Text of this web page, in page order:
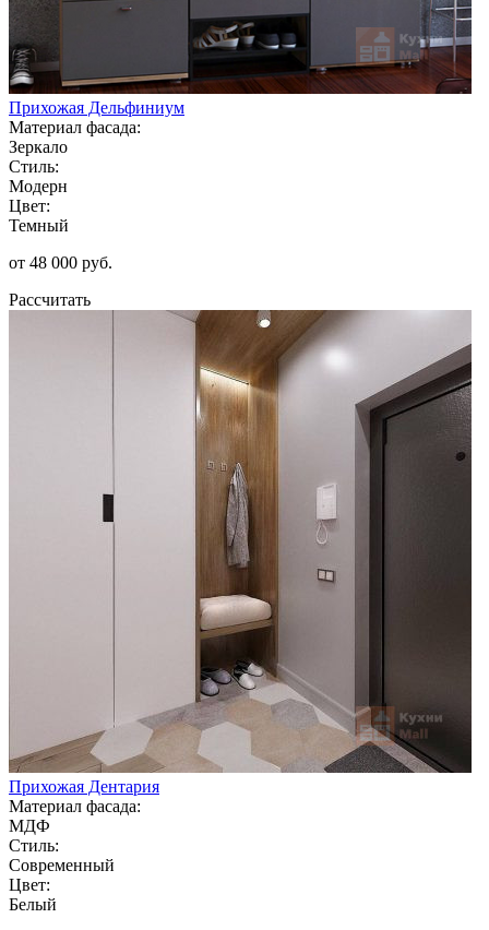
Прихожая Дельфиниум
Материал фасада:
Зеркало
Стиль:
Модерн
Цвет:
Темный
от 48 000 руб.
Рассчитать
Прихожая Дентария
Материал фасада:
МДФ
Стиль:
Современный
Цвет:
Белый